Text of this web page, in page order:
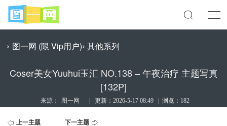
› 图一网 (限 Vip用户)› 其他系列
Coser美女Yuuhui玉汇 NO.138 – 午夜治疗 主题写真
[132P]
来源： 图一网 更新： 2026-5-17 08:49 浏览：182
上一主题 下一主题